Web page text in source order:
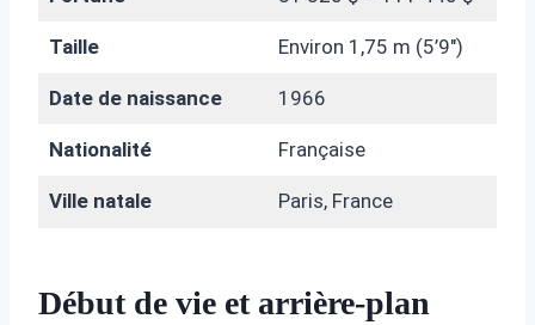
Taille Environ 1,75 m (5’9″)
Date de naissance 1966
Nationalité Française
Ville natale Paris, France
Début de vie et arrière-plan